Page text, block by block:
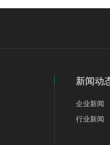
新闻动
企业新闻
行业新闻